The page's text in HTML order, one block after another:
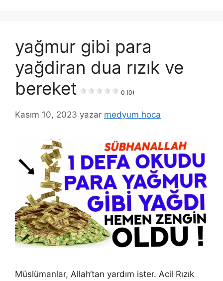
yağmur gibi para
yağdiran dua rızık ve
bereket
0 (0)
Kasım 10, 2023 yazar medyum hoca
Müslümanlar, Allah‘tan yardım ister. Acil Rızık